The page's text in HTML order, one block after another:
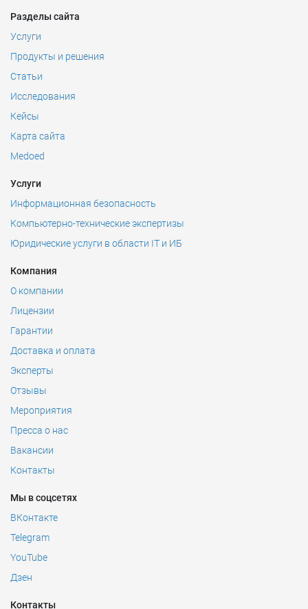
Разделы сайта
Услуги
Продукты и решения
Статьи
Исследования
Кейсы
Карта сайта
Medoed
Услуги
Информационная безопасность
Компьютерно-технические экспертизы
Юридические услуги в области IT и ИБ
Компания
О компании
Лицензии
Гарантии
Доставка и оплата
Эксперты
Отзывы
Мероприятия
Пресса о нас
Вакансии
Контакты
Мы в соцсетях
ВКонтакте
Telegram
YouTube
Дзен
Контакты